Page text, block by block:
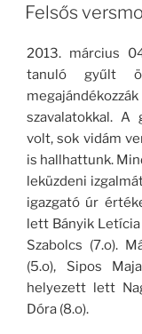
Felsős
2013. március
tanuló gyűlt
szavalatokkal. A
volt, sok vidám
is hallhattunk.
leküzdeni
igazgató úr
lett Bányik Letícia
Szabolcs (7.o).
(5.o), Sipos
helyezett lett
Dóra (8.o).